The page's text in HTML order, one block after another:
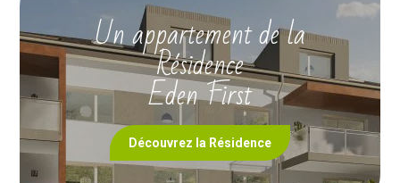
Un appartement de la
Résidence
Eden First
Découvrez la Résidence